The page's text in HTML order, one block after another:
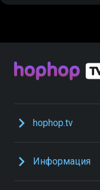
hophop.tv
Информация